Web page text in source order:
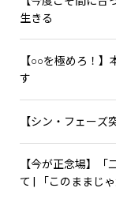
生きる
【○○を極めろ！
す
【シン・フェーズ
【今が正念場】
て | 「このままじ